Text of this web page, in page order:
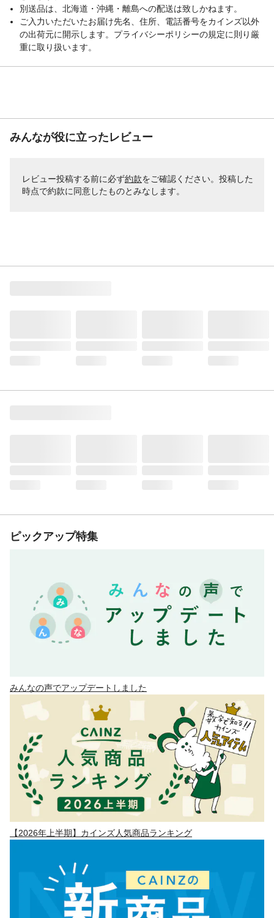
別送品は、北海道・沖縄・離島への配送は致しかねます。
ご入力いただいたお届け先名、住所、電話番号をカインズ以外
の出荷元に開示します。プライバシーポリシーの規定に則り厳
重に取り扱います。
みんなが役に立ったレビュー
レビュー投稿する前に必ず約款をご確認ください。投稿した
時点で約款に同意したものとみなします。
ピックアップ特集
みんなの声でアップデートしました
【2026年上半期】カインズ人気商品ランキング